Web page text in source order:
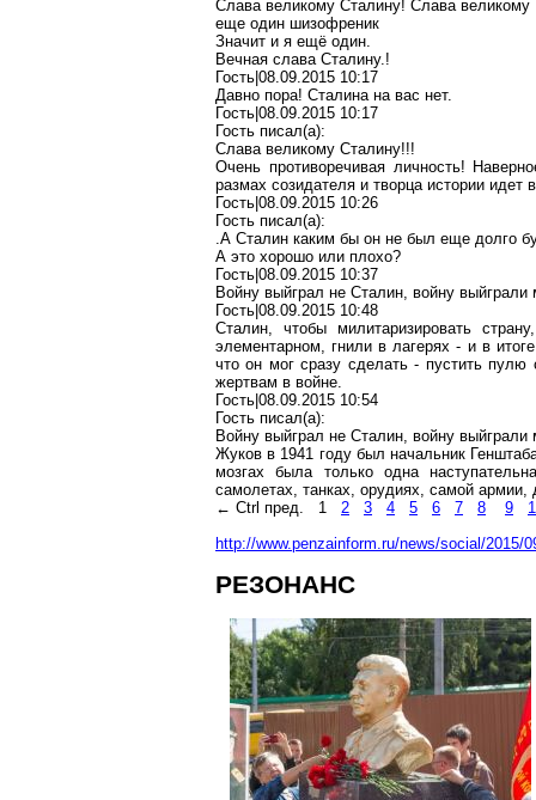
Слава великому Сталину! Слава великому
еще один шизофреник
Значит и я ещё один.
Вечная слава Сталину.!
Гость|08.09.2015 10:17
Давно пора! Сталина на вас нет.
Гость|08.09.2015 10:17
Гость писал(a):
Слава великому Сталину!!!
Очень противоречивая личность!
размах созидателя и творца истории
Гость|08.09.2015 10:26
Гость писал(a):
.А Сталин каким бы он не был еще долго
А это хорошо или плохо?
Гость|08.09.2015 10:37
Войну выйграл не Сталин, войну
Гость|08.09.2015 10:48
Сталин, чтобы милитаризировать
элементарном, гнили в лагерях - и в
что он мог сразу сделать - пустить
жертвам в войне.
Гость|08.09.2015 10:54
Гость писал(a):
Войну выйграл не Сталин, войну
Жуков в 1941 году был начальник
мозгах была только одна
самолетах, танках, орудиях, самой армии,
← Ctrl пред.
1 2 3 4 5 6 7 8 9
http://www.penzainform.ru/news/social/
РЕЗОНАНС